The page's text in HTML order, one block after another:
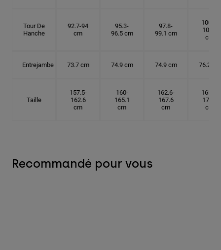
Tour De
Hanche
92.7-94
cm
95.3-
96.5 cm
97.8-
99.1 cm
100.3-
101.6
cm
Entrejambe 73.7 cm 74.9 cm 74.9 cm 76.2 cm
Taille
157.5-
162.6
cm
160-
165.1
cm
162.6-
167.6
cm
165.1-
172.7
cm
Recommandé pour vous